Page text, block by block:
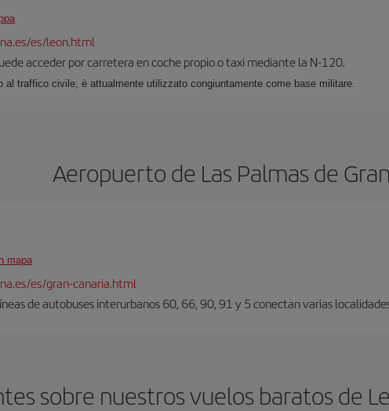
es/leon.html
acceder por carretera en coche propio o taxi mediante la N-120.
al traffico civile, è attualmente utilizzato congiuntamente come base militare.
Aeropuerto de Las Palmas de
mapa
es/gran-canaria.html
de autobuses interurbanos 60, 66, 90, 91 y 5 conectan varias
sobre nuestros vuelos baratos de